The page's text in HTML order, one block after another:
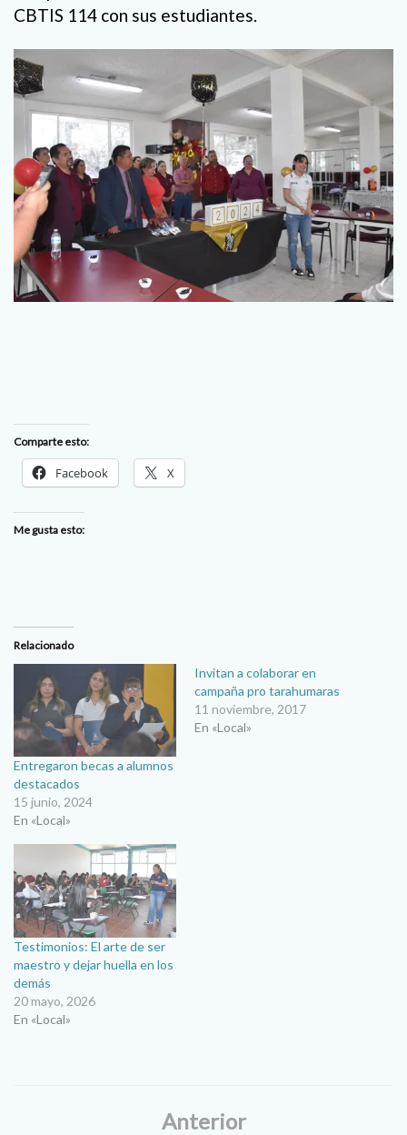
CBTIS 114 con sus estudiantes.
Comparte esto:
Facebook X
Me gusta esto:
Relacionado
Entregaron becas a alumnos
destacados
15 junio, 2024
En «Local»
Invitan a colaborar en
campaña pro tarahumaras
11 noviembre, 2017
En «Local»
Testimonios: El arte de ser
maestro y dejar huella en los
demás
20 mayo, 2026
En «Local»
Anterior